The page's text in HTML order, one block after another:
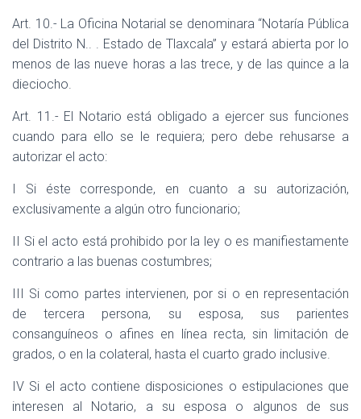
Art. 10.- La Oficina Notarial se denominara “Notaría Pública
del Distrito N.. . Estado de Tlaxcala” y estará abierta por lo
menos de las nueve horas a las trece, y de las quince a la
dieciocho.
Art. 11.- El Notario está obligado a ejercer sus funciones
cuando para ello se le requiera; pero debe rehusarse a
autorizar el acto:
I Si éste corresponde, en cuanto a su autorización,
exclusivamente a algún otro funcionario;
II Si el acto está prohibido por la ley o es manifiestamente
contrario a las buenas costumbres;
III Si como partes intervienen, por si o en representación
de tercera persona, su esposa, sus parientes
consanguíneos o afines en línea recta, sin limitación de
grados, o en la colateral, hasta el cuarto grado inclusive.
IV Si el acto contiene disposiciones o estipulaciones que
interesen al Notario, a su esposa o algunos de sus